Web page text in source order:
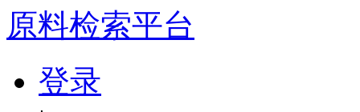
原料检索平台
登录